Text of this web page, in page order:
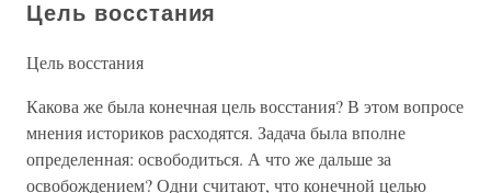
Цель восстания
Цель восстания
Какова же была конечная цель восстания? В этом вопросе
мнения историков расходятся. Задача была вполне
определенная: освободиться. А что же дальше за
освобождением? Одни считают, что конечной целью